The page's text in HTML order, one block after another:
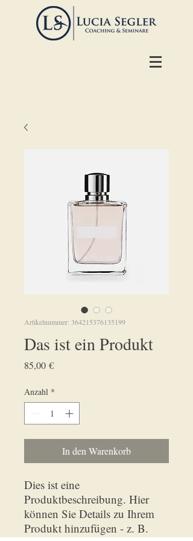
Artikelnummer: 364215376135199
Das ist ein Produkt
85,00 €Preis
Anzahl *
In den Warenkorb
Dies ist eine
Produktbeschreibung. Hier
können Sie Details zu Ihrem
Produkt hinzufügen - z. B.